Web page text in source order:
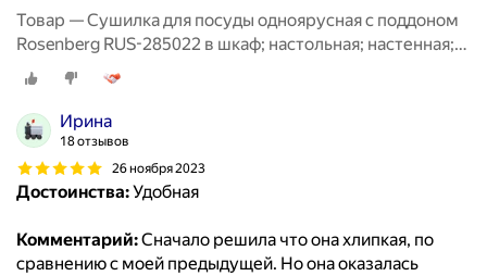
Товар — Сушилка для посуды одноярусная с поддоном
Rosenberg RUS-285022 в шкаф; настольная; настенная;
для столовых приборов; для стаканов; сушка для
посуды; посудосушитель; металлическая
Ирина
18 отзывов
26 ноября 2023
Достоинства:Удобная
Комментарий:Сначало решила что она хлипкая, по
сравнению с моей предыдущей. Но она оказалась